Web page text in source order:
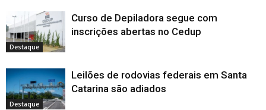
Destaque
Curso de Depiladora segue com
inscrições abertas no Cedup
Destaque
Leilões de rodovias federais em Santa
Catarina são adiados